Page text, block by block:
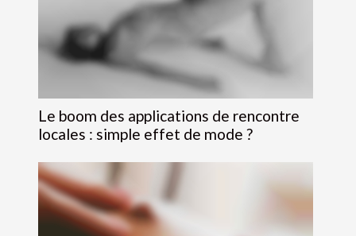
Le boom des applications de rencontre
locales : simple effet de mode ?